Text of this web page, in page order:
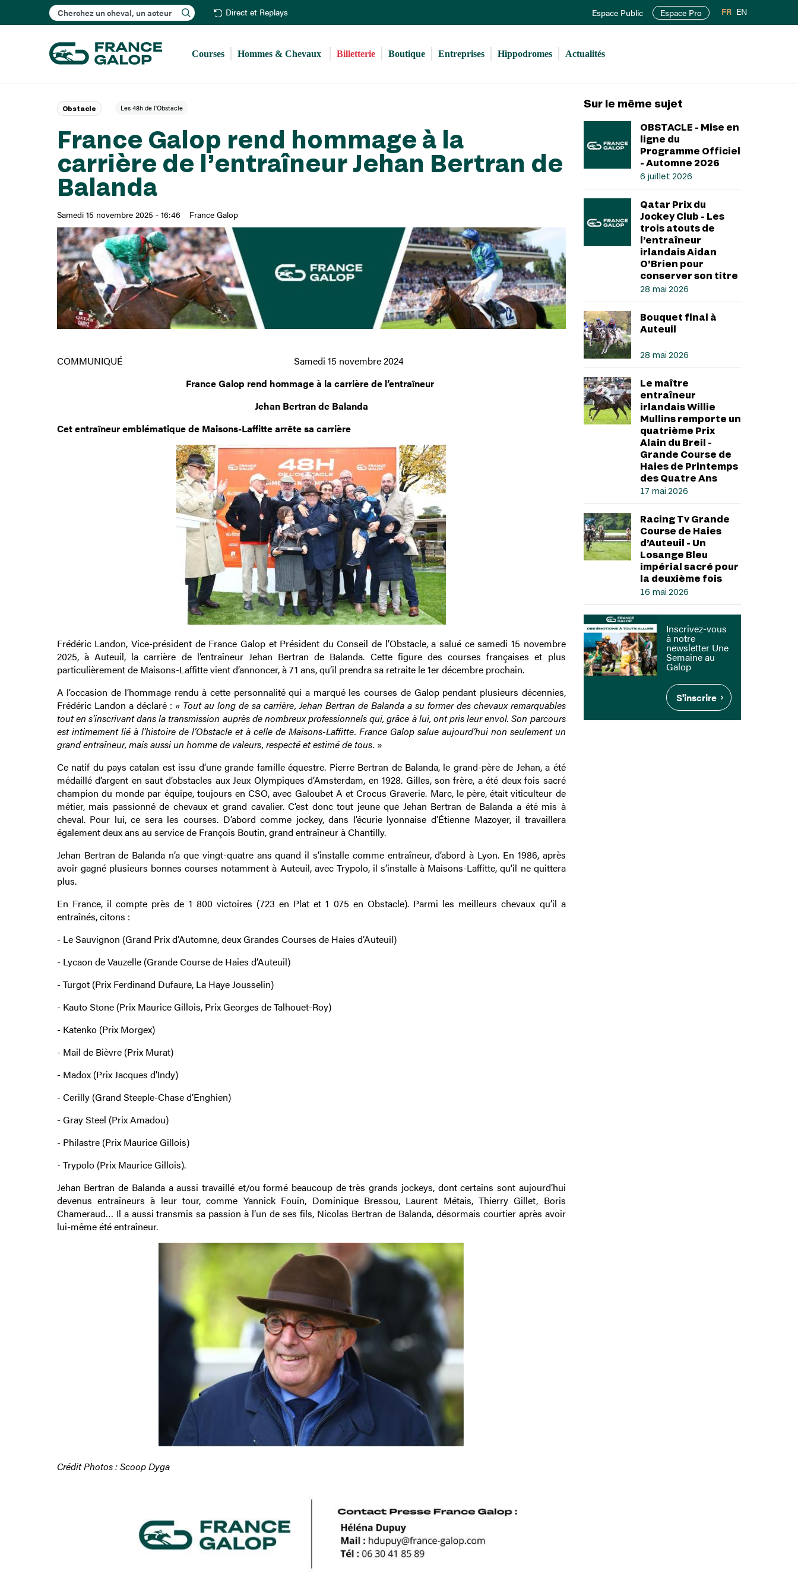
au
principal
Rechercher Direct et Replays Espace Public Espace Pro FR EN
Courses Hommes & Chevaux Billetterie Boutique Entreprises Hippodromes Actualités
France Galop rend hommage à la
carrière de l’entraîneur Jehan Bertran de
Balanda
Samedi 15 novembre 2025 - 16:46 France Galop
Obstacle Les 48h de l'Obstacle
COMMUNIQUÉ Samedi 15 novembre 2024
France Galop rend hommage à la carrière de l’entraîneur
Jehan Bertran de Balanda
Cet entraîneur emblématique de Maisons-Laffitte arrête sa carrière
Frédéric Landon, Vice-président de France Galop et Président du Conseil de l’Obstacle, a salué ce samedi 15 novembre
2025, à Auteuil, la carrière de l’entraîneur Jehan Bertran de Balanda. Cette figure des courses françaises et plus
particulièrement de Maisons-Laffitte vient d’annoncer, à 71 ans, qu’il prendra sa retraite le 1er décembre prochain.
A l’occasion de l’hommage rendu à cette personnalité qui a marqué les courses de Galop pendant plusieurs décennies,
Frédéric Landon a déclaré : « Tout au long de sa carrière, Jehan Bertran de Balanda a su former des chevaux remarquables
tout en s’inscrivant dans la transmission auprès de nombreux professionnels qui, grâce à lui, ont pris leur envol. Son parcours
est intimement lié à l’histoire de l’Obstacle et à celle de Maisons-Laffitte. France Galop salue aujourd’hui non seulement un
grand entraîneur, mais aussi un homme de valeurs, respecté et estimé de tous. »
Ce natif du pays catalan est issu d’une grande famille équestre. Pierre Bertran de Balanda, le grand-père de Jehan, a été
médaillé d’argent en saut d’obstacles aux Jeux Olympiques d’Amsterdam, en 1928. Gilles, son frère, a été deux fois sacré
champion du monde par équipe, toujours en CSO, avec Galoubet A et Crocus Graverie. Marc, le père, était viticulteur de
métier, mais passionné de chevaux et grand cavalier. C’est donc tout jeune que Jehan Bertran de Balanda a été mis à
cheval. Pour lui, ce sera les courses. D’abord comme jockey, dans l’écurie lyonnaise d’Étienne Mazoyer, il travaillera
également deux ans au service de François Boutin, grand entraîneur à Chantilly.
Jehan Bertran de Balanda n’a que vingt-quatre ans quand il s’installe comme entraîneur, d’abord à Lyon. En 1986, après
avoir gagné plusieurs bonnes courses notamment à Auteuil, avec Trypolo, il s’installe à Maisons-Laffitte, qu’il ne quittera
plus.
En France, il compte près de 1 800 victoires (723 en Plat et 1 075 en Obstacle). Parmi les meilleurs chevaux qu’il a
entraînés, citons :
- Le Sauvignon (Grand Prix d’Automne, deux Grandes Courses de Haies d’Auteuil)
- Lycaon de Vauzelle (Grande Course de Haies d’Auteuil)
- Turgot (Prix Ferdinand Dufaure, La Haye Jousselin)
- Kauto Stone (Prix Maurice Gillois, Prix Georges de Talhouet-Roy)
- Katenko (Prix Morgex)
- Mail de Bièvre (Prix Murat)
- Madox (Prix Jacques d’Indy)
- Cerilly (Grand Steeple-Chase d’Enghien)
- Gray Steel (Prix Amadou)
- Philastre (Prix Maurice Gillois)
- Trypolo (Prix Maurice Gillois).
Jehan Bertran de Balanda a aussi travaillé et/ou formé beaucoup de très grands jockeys, dont certains sont aujourd’hui
devenus entraîneurs à leur tour, comme Yannick Fouin, Dominique Bressou, Laurent Métais, Thierry Gillet, Boris
Chameraud… Il a aussi transmis sa passion à l’un de ses fils, Nicolas Bertran de Balanda, désormais courtier après avoir
lui-même été entraîneur.
Crédit Photos : Scoop Dyga
Sur le même sujet
OBSTACLE - Mise en
ligne du
Programme Officiel
- Automne 2026
6 juillet 2026
Qatar Prix du
Jockey Club - Les
trois atouts de
l’entraîneur
irlandais Aidan
O’Brien pour
conserver son titre
28 mai 2026
Bouquet final à
Auteuil
28 mai 2026
Le maître
entraîneur
irlandais Willie
Mullins remporte un
quatrième Prix
Alain du Breil -
Grande Course de
Haies de Printemps
des Quatre Ans
17 mai 2026
Racing Tv Grande
Course de Haies
d’Auteuil - Un
Losange Bleu
impérial sacré pour
la deuxième fois
16 mai 2026
Inscrivez-vous
à notre
newsletter Une
Semaine au
Galop
S'inscrire